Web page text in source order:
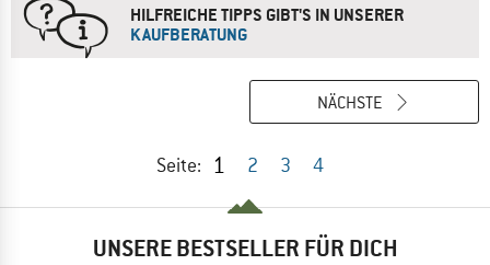
HILFREICHE TIPPS GIBT'S IN UNSERER
KAUFBERATUNG
Seite: 1 2 3 4
NÄCHSTE
UNSERE BESTSELLER FÜR DICH